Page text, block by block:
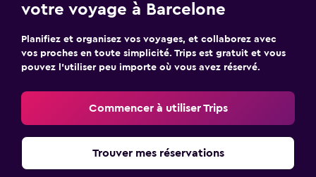
votre voyage à Barcelone
Planifiez et organisez vos voyages, et collaborez avec
vos proches en toute simplicité. Trips est gratuit et vous
pouvez l’utiliser peu importe où vous avez réservé.
Commencer à utiliser Trips
Trouver mes réservations